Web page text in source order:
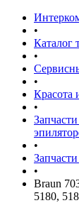
•
Каталог
•
•
Красота
•
•
•
Braun
5180,